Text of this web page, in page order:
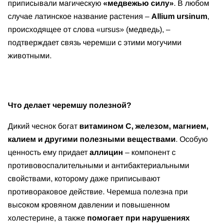
приписывали магическую «медвежью силу». В любом
случае латинское название растения – Allium ursinum,
происходящее от слова «ursus» (медведь), –
подтверждает связь черемши с этими могучими
животными.
Что делает черемшу полезной?
Дикий чеснок богат витамином C, железом, магнием,
калием и другими полезными веществами. Особую
ценность ему придает аллицин – компонент с
противовоспалительными и антибактериальными
свойствами, которому даже приписывают
противораковое действие. Черемша полезна при
высоком кровяном давлении и повышенном
холестерине, а также помогает при нарушениях